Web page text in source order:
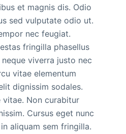
et magnis dis. Odio
sed vulputate odio ut.
nec feugiat.
fringilla phasellus
viverra justo nec
vitae elementum
dignissim sodales.
vitae. Non curabitur
Cursus eget nunc
aliquam sem fringilla.